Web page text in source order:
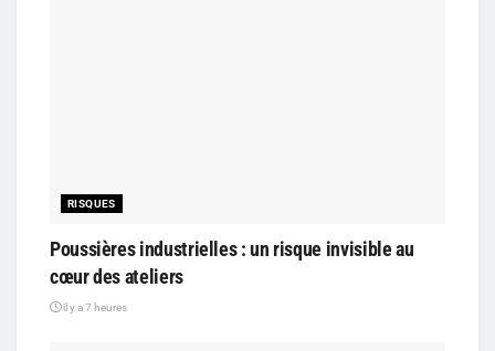
RISQUES
Poussières industrielles : un risque invisible au
cœur des ateliers
il y a 7 heures